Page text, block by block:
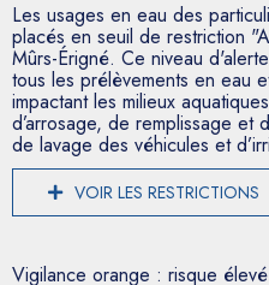
Les usages en eau des
placés en seuil de restriction
Mûrs-Érigné. Ce niveau
tous les prélèvements en eau
impactant les milieux
d’arrosage, de remplissage et
de lavage des véhicules et
VOIR LES RESTRICTIONS
Vigilance orange : risque